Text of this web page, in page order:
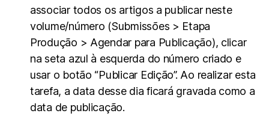
associar todos os artigos a publicar neste
volume/número (Submissões > Etapa
Produção > Agendar para Publicação), clicar
na seta azul à esquerda do número criado e
usar o botão “Publicar Edição”. Ao realizar esta
tarefa, a data desse dia ficará gravada como a
data de publicação.